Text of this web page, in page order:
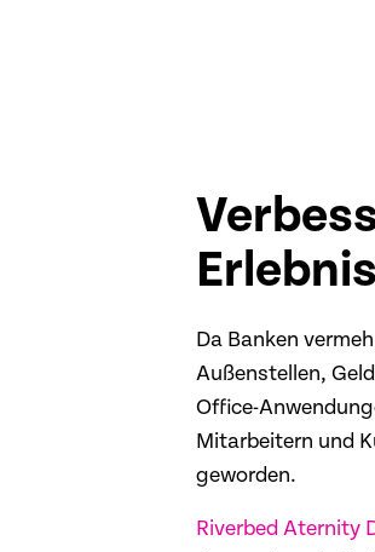
Da Banken
Außenstellen,
Office-
Mitarbeitern und
geworden.
Riverbed Aternity